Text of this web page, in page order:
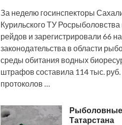
За неделю госинспекторы
Курильского ТУ Росрыболовства
рейдов и зарегистрировали 66
законодательства в области
среды обитания водных
штрафов составила 114 тыс.
протоколов …
Рыболовные
Татарстана